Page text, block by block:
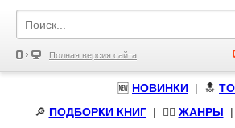
Полная версия сайта
🆕 НОВИНКИ | 🔝
🔎 ПОДБОРКИ КНИГ| 🧝‍♀️ ЖАНРЫ